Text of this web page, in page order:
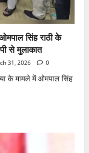
सिंह राठी के
से मुलाकात
31, 2026 0
के मामले में ओमपाल सिंह